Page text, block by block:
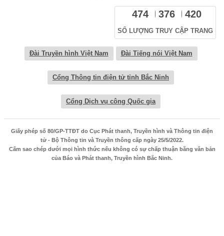
474 376 420
SỐ LƯỢNG TRUY CẬP TRANG
Đài Truyền hình Việt Nam Đài Tiếng nói Việt Nam
Cổng Thông tin điện tử tỉnh Bắc Ninh
Cổng Dịch vụ công Quốc gia
Giấy phép số 80/GP-TTĐT do Cục Phát thanh, Truyền hình và Thông tin điện
tử - Bộ Thông tin và Truyền thông cấp ngày 25/5/2022.
Cấm sao chép dưới mọi hình thức nếu không có sự chấp thuận bằng văn bản
của Báo và Phát thanh, Truyền hình Bắc Ninh.